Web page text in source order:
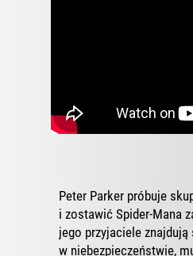
Peter Parker próbuje
i zostawić Spider-Mana
jego przyjaciele znajdują
w niebezpieczeństwie,